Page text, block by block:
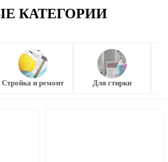
КАТЕГОРИИ
Стройка и ремонт Для стирки